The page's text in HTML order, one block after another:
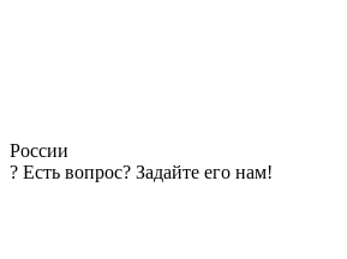
России
? Есть вопрос? Задайте его нам!